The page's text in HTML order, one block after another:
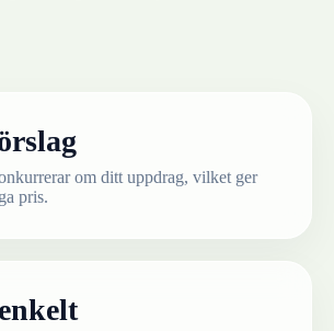
om ditt uppdrag, vilket ger
pris.